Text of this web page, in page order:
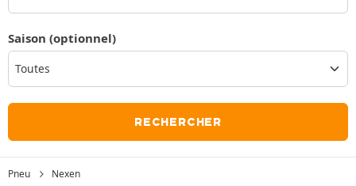
Saison (optionnel)
RECHERCHER
Pneu Nexen